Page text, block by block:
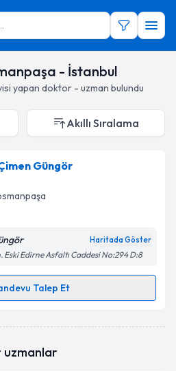
- İstanbul
yapan doktor - uzman bulundu
Akıllı Sıralama
Güngör
Haritada Göster
Edirne Asfaltı Caddesi No:294 D:8
Talep Et
Talebi
uzmandan randevu almanız
uzmanlar